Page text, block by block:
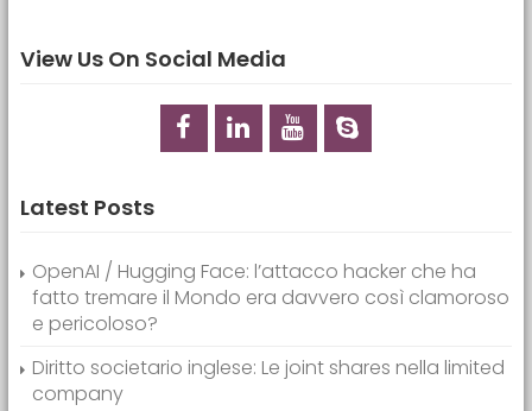
View Us On Social Media
Latest Posts
OpenAI / Hugging Face: l’attacco hacker che ha
fatto tremare il Mondo era davvero così clamoroso
e pericoloso?
Diritto societario inglese: Le joint shares nella limited
company